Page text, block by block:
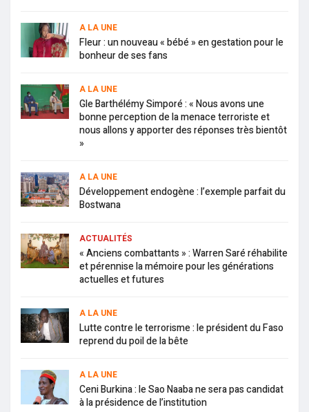
A LA UNE
Fleur : un nouveau « bébé » en gestation pour le
bonheur de ses fans
A LA UNE
Gle Barthélémy Simporé : « Nous avons une
bonne perception de la menace terroriste et
nous allons y apporter des réponses très bientôt
»
A LA UNE
Développement endogène : l’exemple parfait du
Bostwana
ACTUALITÉS
« Anciens combattants » : Warren Saré réhabilite
et pérennise la mémoire pour les générations
actuelles et futures
A LA UNE
Lutte contre le terrorisme : le président du Faso
reprend du poil de la bête
A LA UNE
Ceni Burkina : le Sao Naaba ne sera pas candidat
à la présidence de l’institution